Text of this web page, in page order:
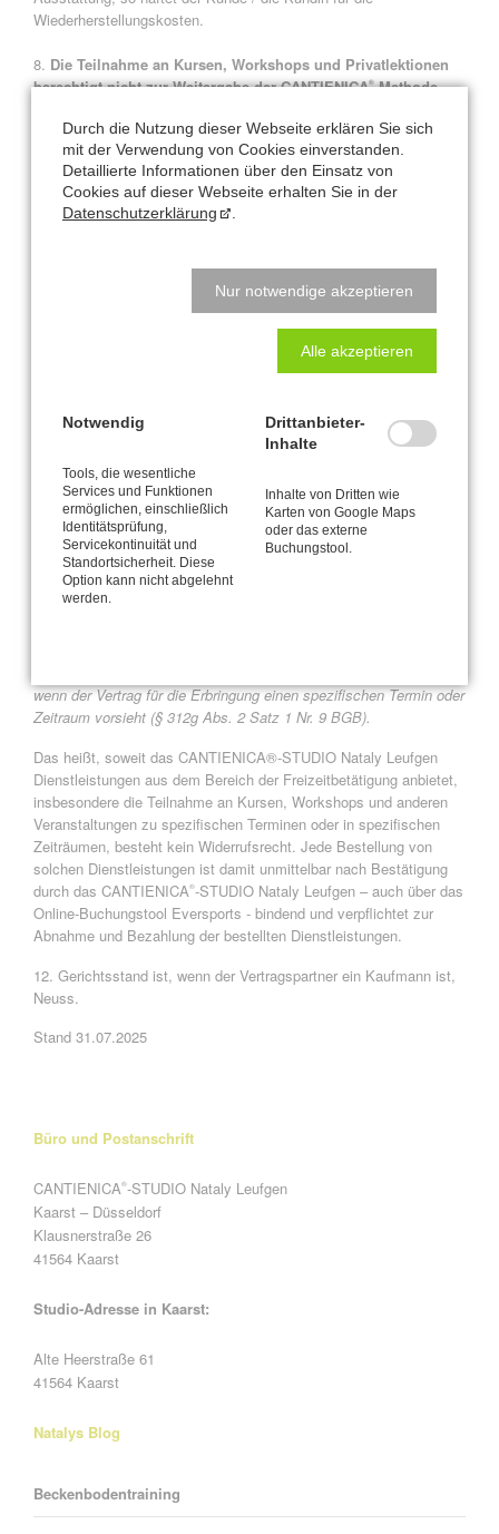
Wiederherstellungskosten.
8. Die Teilnahme an Kursen, Workshops und Privatlektionen
berechtigt nicht zur Weitergabe der CANTIENICA®-Methode
9. Der Kunde / die Kundin verpflichtet sich, das CANTIENICA
STUDIO Nataly Leufgen über Änderungen ihrer / seiner
Kontaktdaten (Wohnadresse, E-Mail-Anschrift) zu informieren,
solange das vertragsgegenständliche Rechtsgeschäft nicht
so gelten Erklärungen auch dann als zugegangen, wenn sie an die
zuletzt bekanntgegebene Adresse oder E-Mail-Adresse gesendet
-STUDIO Nataly Leufgen ist berechtigt, die
im Rahmen der Geschäftsbeziehung erforderlichen
und zu verarbeiten. Das CANTIENICA -STUDIO Nataly Leufgen
garantiert den streng vertraulichen Umgang mit diesen
finden Sie in unserer Datenschutzerklärung.
11. Ein Widerrufsrecht für Verbraucher besteht nicht bei folgenden
Verträgen:
Verträge zur Erbringung von Dienstleistungen in den Bereichen
Beherbergung zu anderen Zwecken als zu Wohnzwecken,
wenn der Vertrag für die Erbringung einen spezifischen Termin oder
Zeitraum vorsieht (§ 312g Abs. 2 Satz 1 Nr. 9 BGB).
Das heißt, soweit das CANTIENICA®-STUDIO Nataly Leufgen
Dienstleistungen aus dem Bereich der Freizeitbetätigung anbietet,
insbesondere die Teilnahme an Kursen, Workshops und anderen
Veranstaltungen zu spezifischen Terminen oder in spezifischen
Zeiträumen, besteht kein Widerrufsrecht. Jede Bestellung von
solchen Dienstleistungen ist damit unmittelbar nach Bestätigung
durch das CANTIENICA®-STUDIO Nataly Leufgen – auch über das
Online-Buchungstool Eversports - bindend und verpflichtet zur
Abnahme und Bezahlung der bestellten Dienstleistungen.
12. Gerichtsstand ist, wenn der Vertragspartner ein Kaufmann ist,
Neuss.
Stand 31.07.2025
Büro und Postanschrift
CANTIENICA®-STUDIO Nataly Leufgen
Kaarst – Düsseldorf
Klausnerstraße 26
41564 Kaarst
Studio-Adresse in Kaarst:
Alte Heerstraße 61
41564 Kaarst
Natalys Blog
Beckenbodentraining
Durch die Nutzung dieser Webseite erklären Sie sich
mit der Verwendung von Cookies einverstanden.
Detaillierte Informationen über den Einsatz von
Cookies auf dieser Webseite erhalten Sie in der
Datenschutzerklärung
Nur notwendige akzeptieren
Alle akzeptieren
Notwendig
Tools, die wesentliche
Services und Funktionen
ermöglichen, einschließlich
Identitätsprüfung,
Servicekontinuität und
Standortsicherheit. Diese
Option kann nicht abgelehnt
werden.
Drittanbieter-
Inhalte
Inhalte von Dritten wie
Karten von Google Maps
oder das externe
Buchungstool.